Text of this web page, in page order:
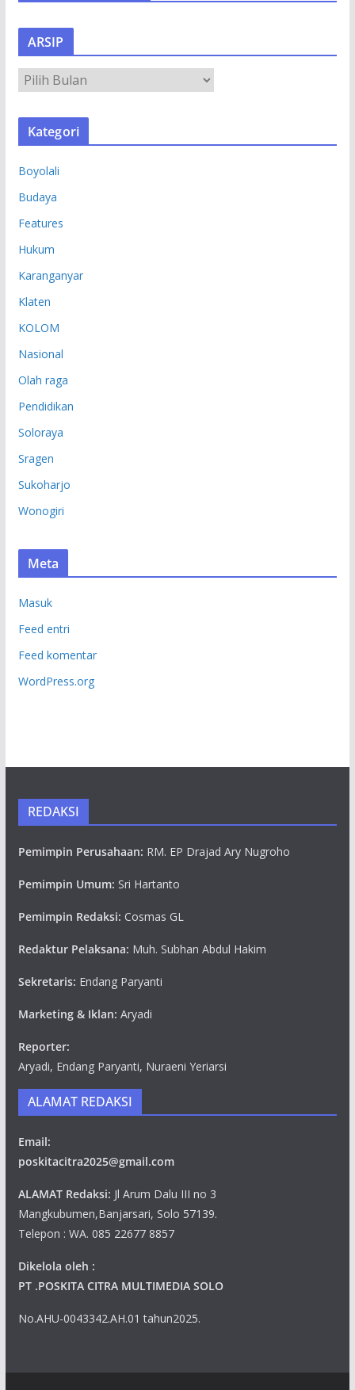
ARSIP
R
S
Kategori
Boyolali
Budaya
Features
Hukum
Karanganyar
Klaten
KOLOM
Nasional
Olah raga
Pendidikan
Soloraya
Sragen
Sukoharjo
Wonogiri
Meta
Masuk
Feed entri
Feed komentar
WordPress.org
REDAKSI
Pemimpin Perusahaan: RM. EP Drajad Ary Nugroho
Pemimpin Umum: Sri Hartanto
Pemimpin Redaksi: Cosmas GL
Redaktur Pelaksana: Muh. Subhan Abdul Hakim
Sekretaris: Endang Paryanti
Marketing & Iklan: Aryadi
Reporter:
Aryadi, Endang Paryanti, Nuraeni Yeriarsi
ALAMAT REDAKSI
Email:
poskitacitra2025@gmail.com
ALAMAT Redaksi: Jl Arum Dalu III no 3
Mangkubumen,Banjarsari, Solo 57139.
Telepon : WA. 085 22677 8857
Dikelola oleh :
PT .POSKITA CITRA MULTIMEDIA SOLO
No.AHU-0043342.AH.01 tahun2025.